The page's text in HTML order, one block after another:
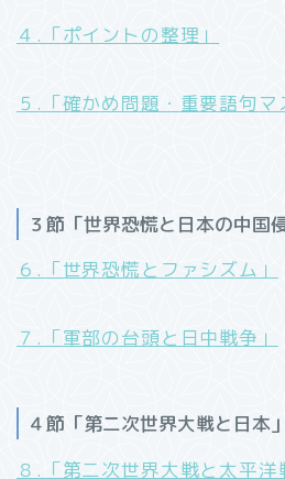
４.「ポイントの整理」
５.「確かめ問題・重要語句マ
３節「世界恐慌と日本の中国
６.「世界恐慌とファシズム」
７.「軍部の台頭と日中戦争」
４節「第二次世界大戦と日本」
８.「第二次世界大戦と太平洋